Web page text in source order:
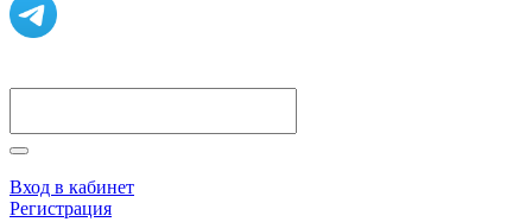
Вход в кабинет
Регистрация